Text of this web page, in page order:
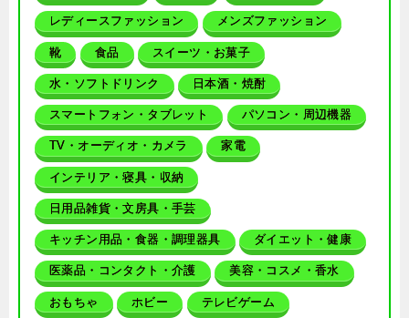
レディースファッション メンズファッション
靴 食品 スイーツ・お菓子
水・ソフトドリンク 日本酒・焼酎
スマートフォン・タブレット パソコン・周辺機器
TV・オーディオ・カメラ 家電
インテリア・寝具・収納
日用品雑貨・文房具・手芸
キッチン用品・食器・調理器具 ダイエット・健康
医薬品・コンタクト・介護 美容・コスメ・香水
おもちゃ ホビー テレビゲーム